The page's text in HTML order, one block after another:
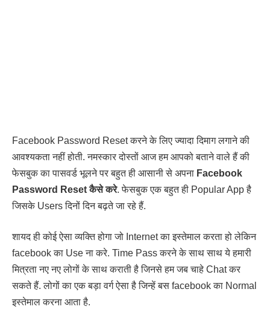
Facebook Password Reset करने के लिए ज्यादा दिमाग लगाने की
आवश्यकता नहीं होती. नमस्कार दोस्तों आज हम आपको बताने वाले हैं की
फेसबुक का पासवर्ड भूलने पर बहुत ही आसानी से अपना Facebook
Password Reset कैसे करे. फेसबुक एक बहुत ही Popular App है
जिसके Users दिनों दिन बढ़ते जा रहे हैं.
शायद ही कोई ऐसा व्यक्ति होगा जो Internet का इस्तेमाल करता हो लेकिन
facebook का Use ना करे. Time Pass करने के साथ साथ ये हमारी
मित्रता नए नए लोगों के साथ कराती है जिनसे हम जब चाहे Chat कर
सकते हैं. लोगों का एक बड़ा वर्ग ऐसा है जिन्हें बस facebook का Normal
इस्तेमाल करना आता है.